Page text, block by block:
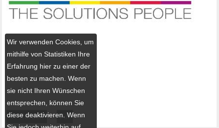
← Zurück All
Wir verwenden Cookies, um
mithilfe von Statistiken Ihre
Erfahrung hier zu einer der
besten zu machen. Wenn
sie nicht Ihren Wünschen
entsprechen, können Sie
diese deaktivieren. Wenn